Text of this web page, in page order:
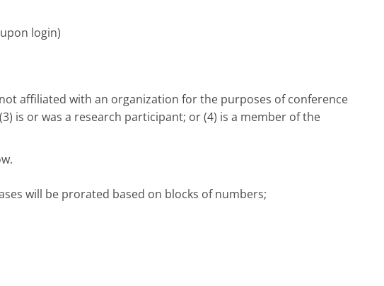
login)
affiliated with an organization for the purposes of conference
is or was a research participant; or (4) is a member of the
will be prorated based on blocks of numbers;